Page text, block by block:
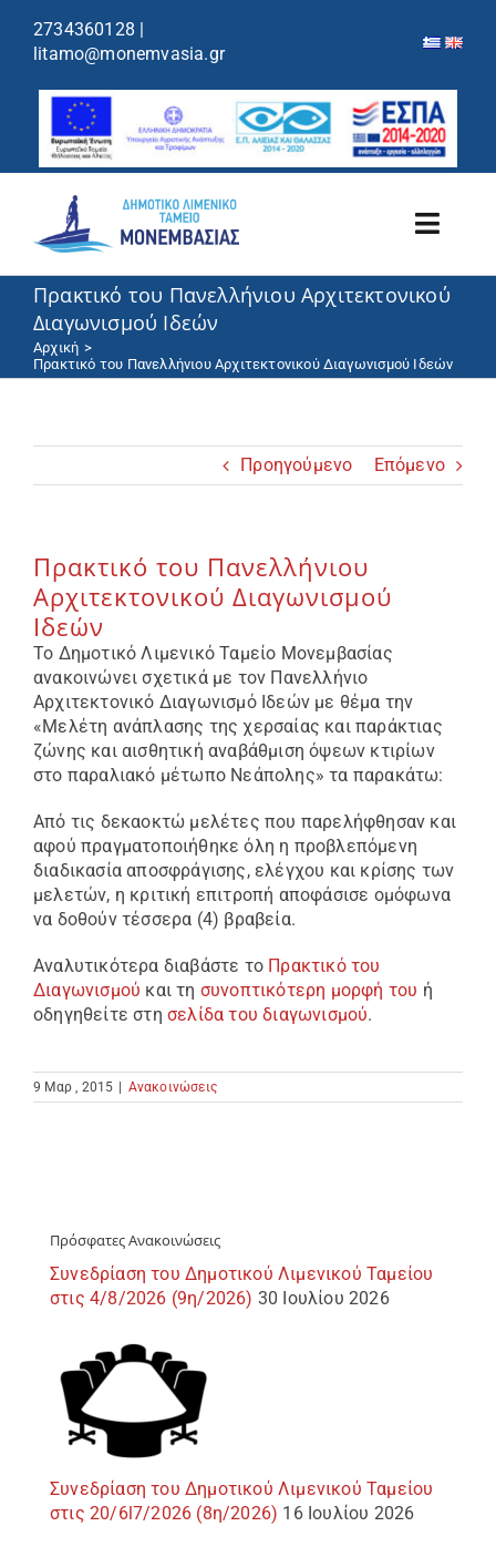
2734360128 |
litamo@monemvasia.gr
Λιμενικό Ταμείο
Λιμάνια/Ελλιμενισμός
Ανακοινώσεις
Επικοινωνία
Πρακτικό του Πανελλήνιου Αρχιτεκτονικού
Διαγωνισμού Ιδεών
Αρχική
Πρακτικό του Πανελλήνιου Αρχιτεκτονικού Διαγωνισμού Ιδεών
Προηγούμενο Επόμενο
Πρακτικό του Πανελλήνιου
Αρχιτεκτονικού Διαγωνισμού
Ιδεών
To Δημοτικό Λιμενικό Ταμείο Μονεμβασίας
ανακοινώνει σχετικά με τον Πανελλήνιο
Αρχιτεκτονικό Διαγωνισμό Ιδεών με θέμα την
«Μελέτη ανάπλασης της χερσαίας και παράκτιας
ζώνης και αισθητική αναβάθμιση όψεων κτιρίων
στο παραλιακό μέτωπο Νεάπολης» τα παρακάτω:
Από τις δεκαοκτώ μελέτες που παρελήφθησαν και
αφού πραγματοποιήθηκε όλη η προβλεπόμενη
διαδικασία αποσφράγισης, ελέγχου και κρίσης των
μελετών, η κριτική επιτροπή αποφάσισε ομόφωνα
να δοθούν τέσσερα (4) βραβεία.
Αναλυτικότερα διαβάστε το Πρακτικό του
Διαγωνισμού και τη συνοπτικότερη μορφή του ή
οδηγηθείτε στη σελίδα του διαγωνισμού.
9 Μαρ , 2015 | Ανακοινώσεις
Πρόσφατες Ανακοινώσεις
Συνεδρίαση του Δημοτικού Λιμενικού Ταμείου
στις 4/8/2026 (9η/2026) 30 Ιουλίου 2026
Συνεδρίαση του Δημοτικού Λιμενικού Ταμείου
στις 20/6l7/2026 (8η/2026) 16 Ιουλίου 2026